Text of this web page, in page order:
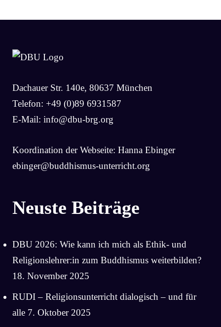
Dachauer Str. 140e, 80637 München
Telefon: +49 (0)89 6931587
E-Mail: info@dbu-brg.org
Koordination der Webseite: Hanna Ebinger
ebinger@buddhismus-unterricht.org
Neuste Beiträge
DBU 2026: Wie kann ich mich als Ethik- und
Religionslehrer:in zum Buddhismus weiterbilden?
18. November 2025
RUDI – Religionsunterricht dialogisch – und für
alle 7. Oktober 2025